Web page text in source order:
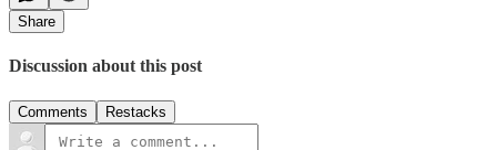
Share
Discussion about this post
Comments Restacks